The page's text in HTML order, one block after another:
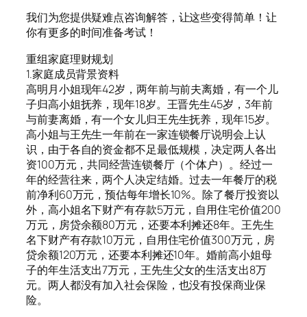
我们为您提供疑难点咨询解答，让这些变得简单！让
你有更多的时间准备考试！
重组家庭理财规划
1.家庭成员背景资料
高明月小姐现年42岁，两年前与前夫离婚，有一个儿
子归高小姐抚养，现年18岁。王晋先生45岁，3年前
与前妻离婚，有一个女儿归王先生抚养，现年15岁。
高小姐与王先生一年前在一家连锁餐厅说明会上认
识，由于各自的资金都不足最低规模，决定两人各出
资100万元，共同经营连锁餐厅（个体户）。经过一
年的经营往来，两个人决定结婚。过去一年餐厅的税
前净利60万元，预估每年增长10%。除了餐厅投资以
外，高小姐名下财产有存款5万元，自用住宅价值200
万元，房贷余额80万元，还要本利摊还8年。王先生
名下财产有存款10万元，自用住宅价值300万元，房
贷余额120万元，还要本利摊还10年。婚前高小姐母
子的年生活支出7万元，王先生父女的生活支出8万
元。两人都没有加入社会保险，也没有投保商业保
险。